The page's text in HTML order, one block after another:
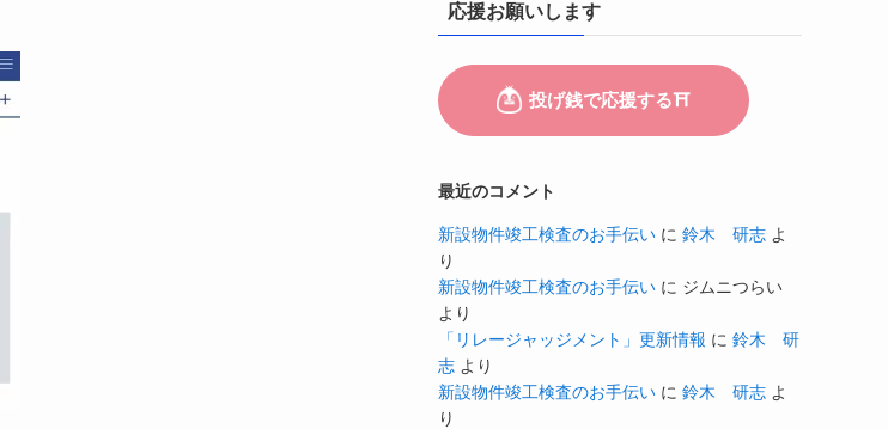
応援お願いします
最近のコメント
新設物件竣工検査のお手伝い に 鈴木 研志 よ
り
新設物件竣工検査のお手伝い に ジムニつらい
より
「リレージャッジメント」更新情報 に 鈴木 研
志 より
新設物件竣工検査のお手伝い に 鈴木 研志 よ
り